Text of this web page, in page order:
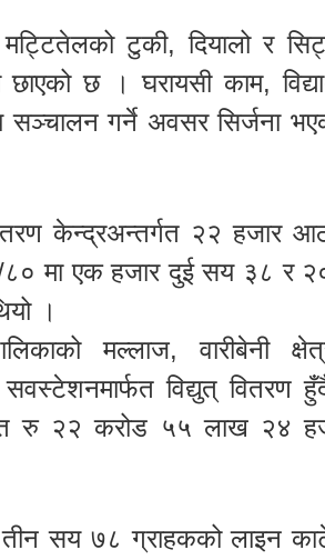
टुकी, दियालो र
छ । घरायसी काम,
गर्ने अवसर सिर्जना
केन्द्रअन्तर्गत २२ हजार
मा एक हजार दुई सय ३८ र
।
मल्लाज, वारीबेनी
सवस्टेशनमार्फत विद्युत्
रु २२ करोड ५५ लाख
सय ७८ ग्राहकको लाइन